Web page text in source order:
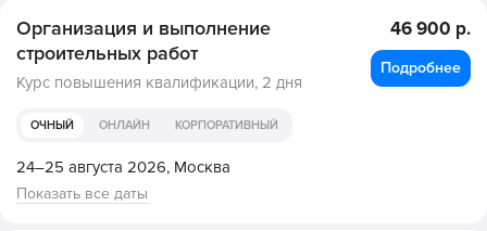
Организация и выполнение
строительных работ
Курс повышения квалификации, 2 дня
ОЧНЫЙ ОНЛАЙН КОРПОРАТИВНЫЙ
24–25 августа 2026, Москва
Показать все даты
46 900 р.
Подробнее